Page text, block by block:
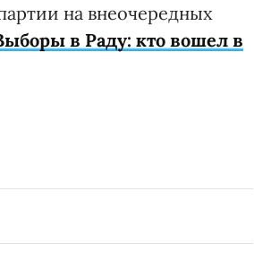
на внеочередных
в Раду: кто вошел в